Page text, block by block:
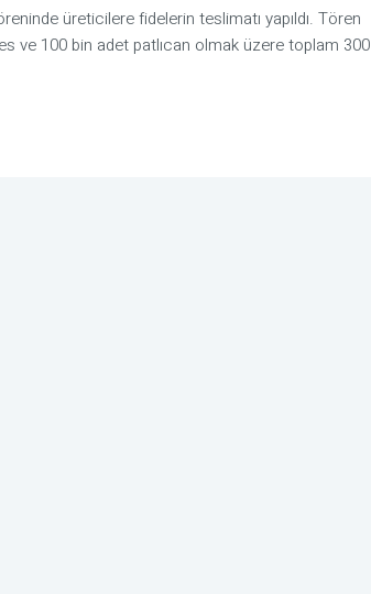
üreticilere fidelerin teslimatı yapıldı. Tören
ve 100 bin adet patlıcan olmak üzere toplam 300